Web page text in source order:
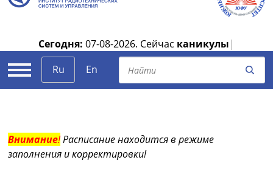
Сегодня: 07-08-2026. Сейчас каникулы |
Ru
En
Внимание!Расписание находится в режиме
заполнения и корректировки!